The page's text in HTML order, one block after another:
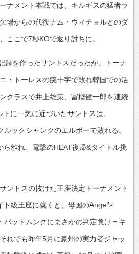
ナメント本戦では、キルギスの猛者ラ
場からの代役ナム・ウィチョルとのダ
ここで7秒KOで返り討ちに。
録を作ったサントスだったが、トーナ
・トーレスの腕十字で敗れ韓国での活
クラスで井上雄策、冨樫健一郎を連続
に一気に近づいたサントスは、
ックシャンクのエルボーで敗れる。
ら離れ、電撃のHEAT復帰&タイトル挑
ントスの抜けた王座決定トーナメント
ト級王座に就くと、母国のAngel’s
バットムンクにまさかの判定負け＝キ
れでも昨年5月に豪州の実力者ジャッ